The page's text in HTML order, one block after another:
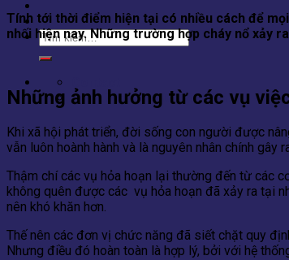
Tìm
kiếm:
0866.788.575 - 0866.658.575
Tính tới thời điểm hiện tại có nhiều cách để
nhối hiện nay. Những trường hợp cháy nổ xảy
Những ảnh hưởng từ các vụ
Khi xã hội phát triển, đời sống con người được
vẫn luôn hoành hành và là nguyên nhân chính gây
Thậm chí các vụ hỏa hoạn lại thường đến từ các
không quên được các vụ hỏa hoạn đã xảy ra tại
nên khó khăn hơn.
Thế nên các đơn vị chức năng đã siết chặt quy
Nhưng điều đó hoàn toàn là hợp lý, bởi với hệ